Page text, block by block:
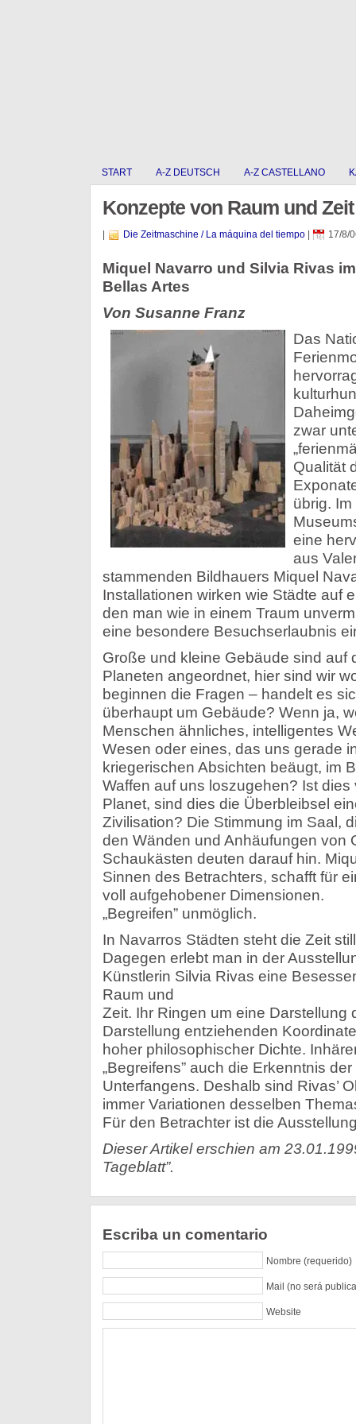
START A-Z DEUTSCH A-Z CASTELLANO
Konzepte von Raum und Zeit
Die Zeitmaschine / La máquina del tiempo| 17/8/
Miquel Navarro und Silvia Rivas
Bellas Artes
Von Susanne Franz
Das
zwar
Qualität
übrig. Im
eine
aus
stammenden Bildhauers Miquel
Installationen wirken wie Städte auf
den man wie in einem Traum
eine besondere Besuchserlaubnis
Große und kleine Gebäude sind auf
Planeten angeordnet, hier sind wir
beginnen die Fragen – handelt es
überhaupt um Gebäude? Wenn ja,
Menschen ähnliches, intelligentes
Wesen oder eines, das uns gerade
kriegerischen Absichten beäugt, im
Waffen auf uns loszugehen? Ist
Planet, sind dies die Überbleibsel
Zivilisation? Die Stimmung im Saal,
den Wänden und Anhäufungen von
Schaukästen deuten darauf hin.
Sinnen des Betrachters, schafft für
voll aufgehobener Dimensionen.
„Begreifen” unmöglich.
In Navarros Städten steht die Zeit
Dagegen erlebt man in der
Künstlerin Silvia Rivas eine
Raum und
Zeit. Ihr Ringen um eine Darstellung
Darstellung entziehenden
hoher philosophischer Dichte.
„Begreifens” auch die Erkenntnis
Unterfangens. Deshalb sind Rivas’
immer Variationen desselben
Für den Betrachter ist die
Dieser Artikel erschien am
Tageblatt”.
Escriba un comentario
Nombre (requerido)
Mail (no será
Website